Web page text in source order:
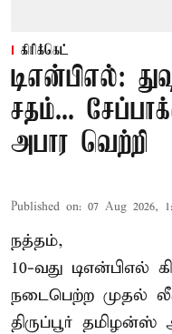
கிரிக்கெட்
டிஎன்பிஎல்:
சதம்...
அபார வெற்றி
Published on: 07 Aug 2026,
நத்தம்,
10-வது டிஎன்பிஎல்
நடைபெற்ற முதல்
திருப்பூர்